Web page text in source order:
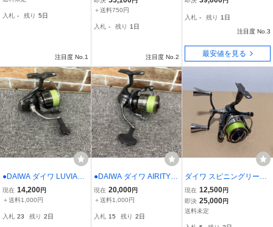
入札 - 残り 5日
注目度 No.1
カスタムボディ 実釣未
ス
＋送料750円
入札 - 残り 1日
注目度 No.2
入札 - 残り 1日
注目度 No.3
最安値を見る
●DAIWA ダイワ LUVIAS L
T4000-XH ルビアス スピ
ニングリール 釣具 釣り具
現在 14,200円
＋送料1,000円
入札 23 残り 2日
●DAIWA ダイワ AIRITY L
T4000-XH エアリティ ス
ピニングリール 釣具 釣り
現在 20,000円
＋送料1,000円
入札 15 残り 2日
ダイワ スピニングリール
ダブルハンドル カスタム
仕様 LT2000S-XH 20 ル
ビアス LUVIS
現在 12,500円
即決 25,000円
送料未定